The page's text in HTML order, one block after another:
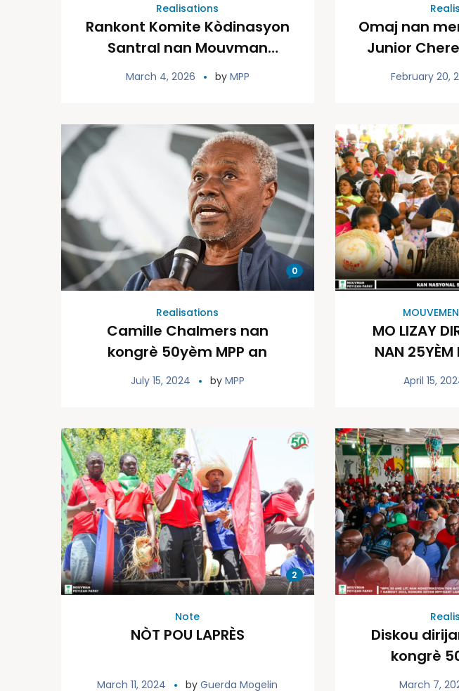
Realisations
Rankont Komite Kòdinasyon
Santral nan Mouvman
Peyizan Papay (MPP):
planifikasyon, evalyasyon
ane 2026 lan
March 4, 2026 by MPP
Omaj nan
Junior
Lakay
11 zyèm
February 20,
0
Realisations
Camille Chalmers nan
kongrè 50yèm MPP an
July 15, 2024 by MPP
MO LIZAY
NAN 25YÈM
April 15,
2
Note
NÒT POU LAPRÈS
March 11, 2024 byGuerda Mogelin
Diskou
kongrè
March 7,